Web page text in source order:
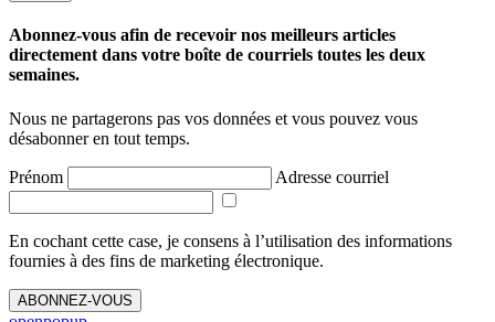
Abonnez-vous afin de recevoir nos meilleurs articles
directement dans votre boîte de courriels toutes les deux
semaines.
Nous ne partagerons pas vos données et vous pouvez vous
désabonner en tout temps.
Prénom Adresse courriel
En cochant cette case, je consens à l’utilisation des informations
fournies à des fins de marketing électronique.
ABONNEZ-VOUS